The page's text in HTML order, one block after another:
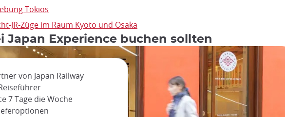
Tokios
JR-Züge im Raum Kyoto und Osaka
Japan Experience buchen sollten
von Japan Railway
7 Tage die Woche